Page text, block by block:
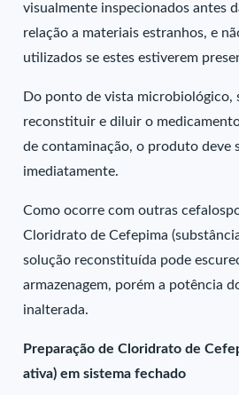
visualmente inspecionados antes
relação a materiais estranhos, e
utilizados se estes estiverem
Do ponto de vista microbiológico,
reconstituir e diluir o
de contaminação, o produto deve
imediatamente.
Como ocorre com outras
Cloridrato de Cefepima
solução reconstituída pode
armazenagem, porém a potência
inalterada.
Preparação de Cloridrato de
ativa) em sistema fechado